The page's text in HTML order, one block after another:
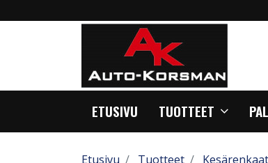
ETUSIVU TUOTTEET
Etusivu Tuotteet Kesärenkaat